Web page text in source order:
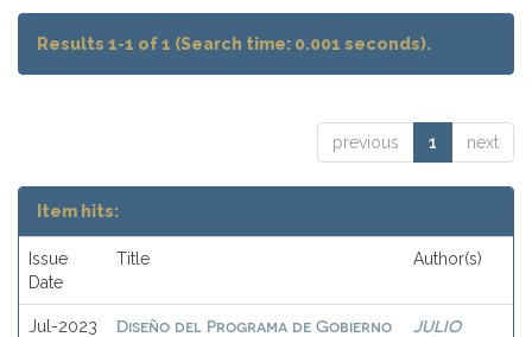
Results 1-1 of 1 (Search time: 0.001 seconds).
previous 1 next
Item hits:
Issue
Date
Title Author(s)
Jul-2023
Diseño del Programa de Gobierno
JULIO